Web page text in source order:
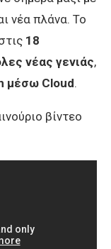
νέα πλάνα. Το
18
νέας γενιάς,
μέσω Cloud.
βίντεο